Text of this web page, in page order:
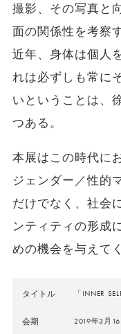
撮影、その写真と
面の関係性を考察
近年、身体は個人
れは必ずしも常に
いということは、
つある。
本展はこの時代に
ジェンダー／性的
だけでなく、社会
ンティティの形成
めの機会を与えて
タイトル 「INNER
会期 2019年3月